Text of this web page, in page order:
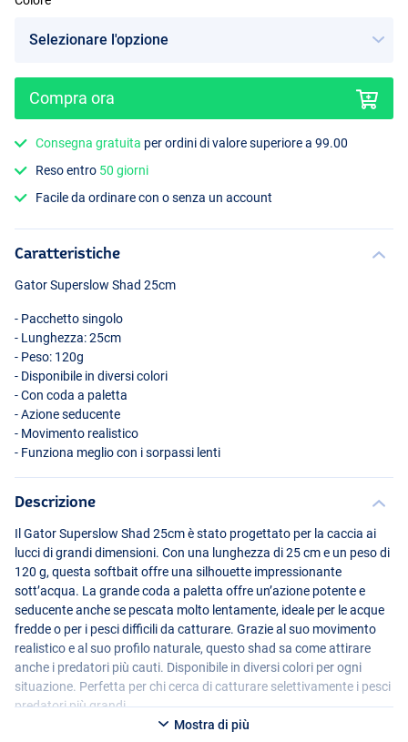
Roach
Irish UV
Compra ora
Consegna gratuita per ordini di valore superiore a 99.00
Reso entro 50 giorni
Facile da ordinare con o senza un account
Caratteristiche
Gator Superslow Shad 25cm
- Pacchetto singolo
- Lunghezza: 25cm
- Peso: 120g
- Disponibile in diversi colori
- Con coda a paletta
- Azione seducente
- Movimento realistico
- Funziona meglio con i sorpassi lenti
Descrizione
Il Gator Superslow Shad 25cm è stato progettato per la caccia ai
lucci di grandi dimensioni. Con una lunghezza di 25 cm e un peso di
120 g, questa softbait offre una silhouette impressionante
sott’acqua. La grande coda a paletta offre un’azione potente e
seducente anche se pescata molto lentamente, ideale per le acque
fredde o per i pesci difficili da catturare. Grazie al suo movimento
realistico e al suo profilo naturale, questo shad sa come attirare
anche i predatori più cauti. Disponibile in diversi colori per ogni
situazione. Perfetta per chi cerca di catturare selettivamente i pesci
predatori più grandi.
Mostra di più